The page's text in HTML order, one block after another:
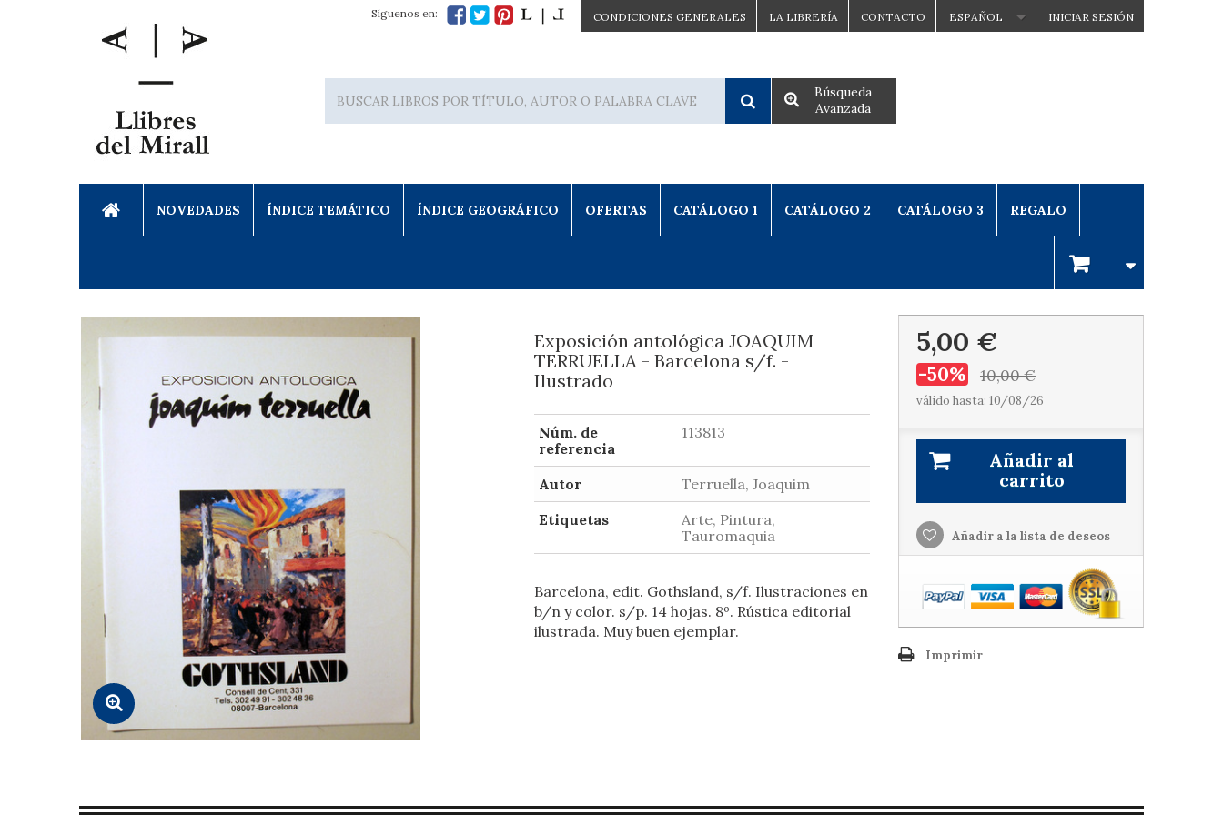
INICIAR SESIÓN
ESPAÑOL
CONTACTO
LA LIBRERÍA
CONDICIONES GENERALES
Síguenos en:
Búsqueda
Avanzada
NOVEDADES ÍNDICE TEMÁTICO ÍNDICE GEOGRÁFICO OFERTAS CATÁLOGO 1 CATÁLOGO 2 CATÁLOGO 3 REGALO
Exposición antológica JOAQUIM
TERRUELLA - Barcelona s/f. -
Ilustrado
Núm. de
referencia
113813
Autor
Terruella, Joaquim
Etiquetas
Arte, Pintura,
Tauromaquia
Barcelona, edit. Gothsland, s/f. Ilustraciones en
b/n y color. s/p. 14 hojas. 8º. Rústica editorial
ilustrada. Muy buen ejemplar.
5,00 €
-50% 10,00 €
válido hasta: 10/08/26
Añadir al
carrito
Añadir a la lista de deseos
Imprimir